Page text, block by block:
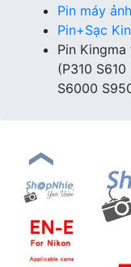
Pin máy
Pin+Sạc
Pin Kingma
(P310
S6000
❮